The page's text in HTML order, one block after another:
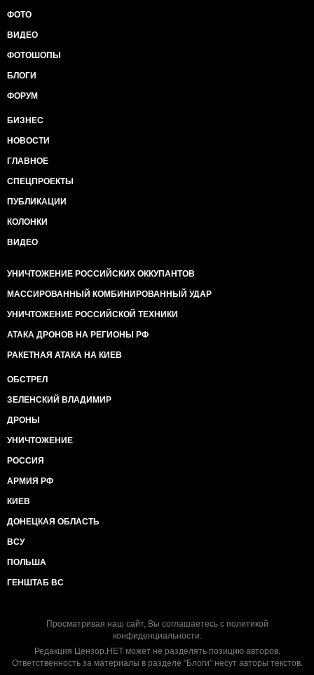
ФОТО
ВИДЕО
ФОТОШОПЫ
БЛОГИ
ФОРУМ
БИЗНЕС
НОВОСТИ
ГЛАВНОЕ
СПЕЦПРОЕКТЫ
ПУБЛИКАЦИИ
КОЛОНКИ
ВИДЕО
УНИЧТОЖЕНИЕ РОССИЙСКИХ ОККУПАНТОВ
МАССИРОВАННЫЙ КОМБИНИРОВАННЫЙ УДАР
УНИЧТОЖЕНИЕ РОССИЙСКОЙ ТЕХНИКИ
АТАКА ДРОНОВ НА РЕГИОНЫ РФ
РАКЕТНАЯ АТАКА НА КИЕВ
ОБСТРЕЛ
ЗЕЛЕНСКИЙ ВЛАДИМИР
ДРОНЫ
УНИЧТОЖЕНИЕ
РОССИЯ
АРМИЯ РФ
КИЕВ
ДОНЕЦКАЯ ОБЛАСТЬ
ВСУ
ПОЛЬША
ГЕНШТАБ ВС
Просматривая наш сайт, Вы соглашаетесь с политикой
конфиденциальности.
Редакция Цензор.НЕТ может не разделять позицию авторов.
Ответственность за материалы в разделе "Блоги" несут авторы текстов.